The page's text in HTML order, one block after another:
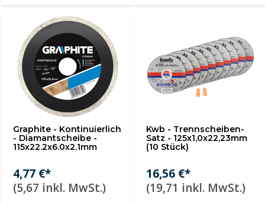
Graphite - Kontinuierlich
- Diamantscheibe -
115x22.2x6.0x2.1mm
4,77 €*
(5,67 inkl. MwSt.)
Kwb - Trennscheiben-
Satz - 125x1,0x22,23mm
(10 Stück)
16,56 €*
(19,71 inkl. MwSt.)